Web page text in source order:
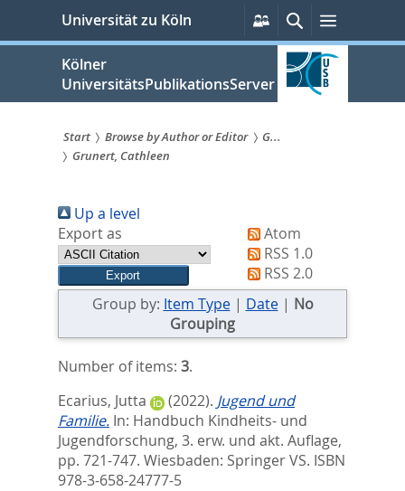
springen
Universität zu Köln
Persönliche
Services
SucheMenü
Kölner
UniversitätsPublikationsServer
Sie
sind
hier:
Start Browse by Author or Editor
G...
Grunert, Cathleen
Up a level
Export as
Atom
RSS 1.0
RSS 2.0
Group by: Item Type| Date| No
Grouping
Number of items: 3.
Ecarius, Jutta
(2022). Jugend und
Familie. In: Handbuch Kindheits- und
Jugendforschung, 3. erw. und akt. Auflage,
pp. 721-747. Wiesbaden: Springer VS. ISBN
978-3-658-24777-5